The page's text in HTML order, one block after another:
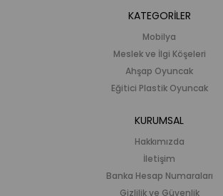
KATEGORİLER
Mobilya
Meslek ve İlgi Köşeleri
Ahşap Oyuncak
Eğitici Plastik Oyuncak
KURUMSAL
Hakkımızda
İletişim
Banka Hesap Numaraları
Gizlilik ve Güvenlik